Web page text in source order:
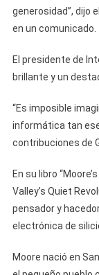
generosidad”, dijo
en un comunicado.
El presidente de
brillante y un
“Es imposible
informática tan
contribuciones de
En su libro
Valley’s Quiet
pensador y
electrónica de
Moore nació en